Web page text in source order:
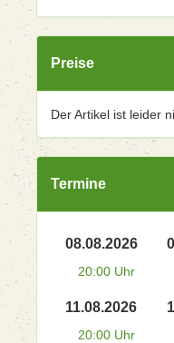
Preise
Der Artikel ist leider
Termine
08.08.2026
20:00 Uhr
11.08.2026
20:00 Uhr